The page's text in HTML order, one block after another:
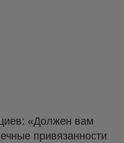
«Должен вам
привязанности